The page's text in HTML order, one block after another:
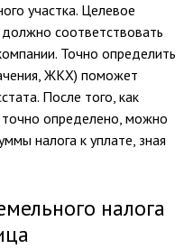
участка. Целевое
должно соответствовать
Точно определить
ЖКХ) поможет
После того, как
точно определено, можно
налога к уплате, зная
налога